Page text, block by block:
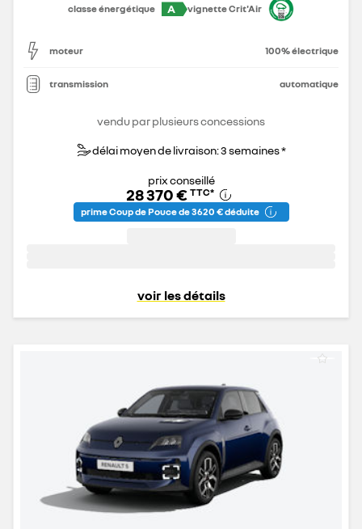
classe énergétique
A vignette Crit'Air
moteur 100% électrique
transmission automatique
vendu par plusieurs concessions
délai moyen de livraison: 3 semaines *
prix conseillé
28 370 € TTC*
prime Coup de Pouce de 3 620 € déduite
voir les détails